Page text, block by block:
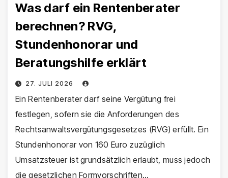
Was darf ein Rentenberater
berechnen? RVG,
Stundenhonorar und
Beratungshilfe erklärt
27. JULI 2026
Ein Rentenberater darf seine Vergütung frei
festlegen, sofern sie die Anforderungen des
Rechtsanwaltsvergütungsgesetzes (RVG) erfüllt. Ein
Stundenhonorar von 160 Euro zuzüglich
Umsatzsteuer ist grundsätzlich erlaubt, muss jedoch
die gesetzlichen Formvorschriften…